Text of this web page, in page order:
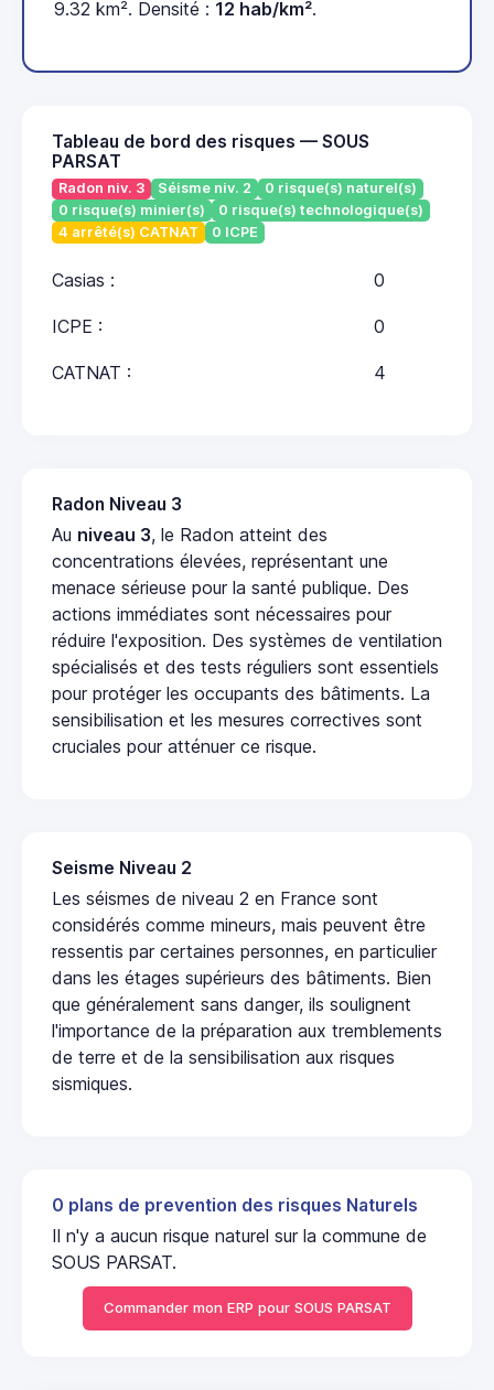
9.32 km². Densité : 12 hab/km².
Tableau de bord des risques — SOUS
PARSAT
Radon niv. 3 Séisme niv. 2
0 risque(s) naturel(s)
0 risque(s) minier(s)
0 risque(s) technologique(s)
4 arrêté(s) CATNAT
0 ICPE
Casias : 0
ICPE : 0
CATNAT : 4
Radon Niveau 3
Au niveau 3, le Radon atteint des
concentrations élevées, représentant une
menace sérieuse pour la santé publique. Des
actions immédiates sont nécessaires pour
réduire l'exposition. Des systèmes de ventilation
spécialisés et des tests réguliers sont essentiels
pour protéger les occupants des bâtiments. La
sensibilisation et les mesures correctives sont
cruciales pour atténuer ce risque.
Seisme Niveau 2
Les séismes de niveau 2 en France sont
considérés comme mineurs, mais peuvent être
ressentis par certaines personnes, en particulier
dans les étages supérieurs des bâtiments. Bien
que généralement sans danger, ils soulignent
l'importance de la préparation aux tremblements
de terre et de la sensibilisation aux risques
sismiques.
0 plans de prevention des risques Naturels
Il n'y a aucun risque naturel sur la commune de
SOUS PARSAT.
Commander mon ERP pour SOUS PARSAT